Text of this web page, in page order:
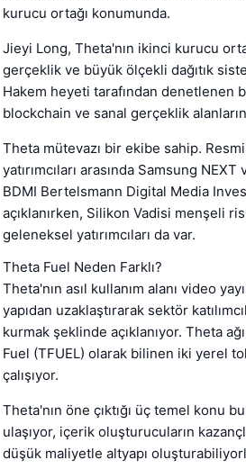
kurucu ortağı konumunda.
Jieyi Long, Theta'nın ikinci kurucu
gerçeklik ve büyük ölçekli dağıtık
Hakem heyeti tarafından denetlenen
blockchain ve sanal gerçeklik
Theta mütevazı bir ekibe sahip.
yatırımcıları arasında Samsung
BDMI Bertelsmann Digital Media
açıklanırken, Silikon Vadisi menşeli
geleneksel yatırımcıları da var.
Theta Fuel Neden Farklı?
Theta'nın asıl kullanım alanı video
yapıdan uzaklaştırarak sektör
kurmak şeklinde açıklanıyor. Theta
Fuel (TFUEL) olarak bilinen iki yerel
çalışıyor.
Theta'nın öne çıktığı üç temel konu
ulaşıyor, içerik oluşturucuların
düşük maliyetle altyapı